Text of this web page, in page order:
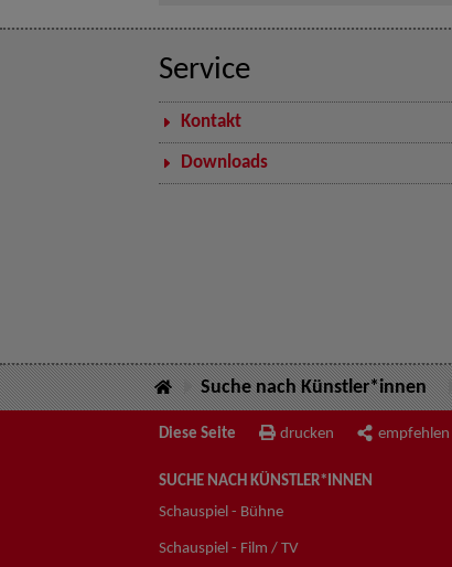
Service
Kontakt
Downloads
Suche nach Künstler*innen
Diese Seite drucken empfehlen
SUCHE NACH KÜNSTLER*INNEN
Schauspiel - Bühne
Schauspiel - Film / TV